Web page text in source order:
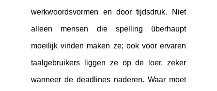
werkwoordsvormen en door tijdsdruk. Niet
alleen mensen die spelling überhaupt
moeilijk vinden maken ze; ook voor ervaren
taalgebruikers liggen ze op de loer, zeker
wanneer de deadlines naderen. Waar moet